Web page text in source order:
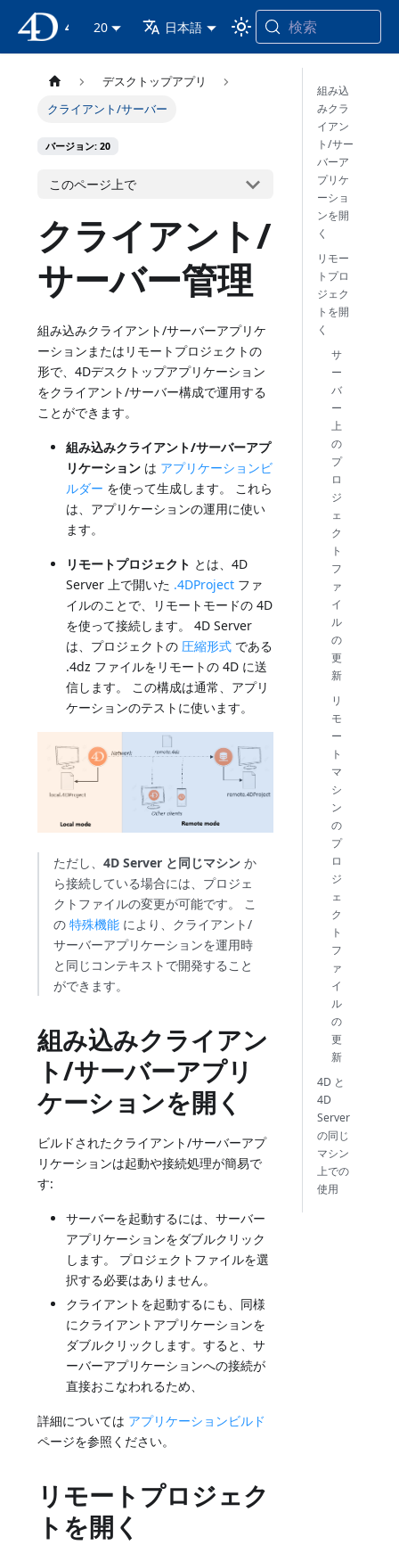
20 日本語 検索
デスクトップアプリ
クライアント/サーバー
バージョン: 20
このページ上で
クライアント/
サーバー管理
組み込みクライアント/サーバーアプリケ
ーションまたはリモートプロジェクトの
形で、4Dデスクトップアプリケーション
をクライアント/サーバー構成で運用する
ことができます。
組み込みクライアント/サーバーアプ
リケーション は アプリケーションビ
ルダー を使って生成します。 これら
は、アプリケーションの運用に使い
ます。
リモートプロジェクト とは、4D
Server 上で開いた .4DProject ファ
イルのことで、リモートモードの 4D
を使って接続します。 4D Server
は、プロジェクトの 圧縮形式 である
.4dz ファイルをリモートの 4D に送
信します。 この構成は通常、アプリ
ケーションのテストに使います。
ただし、4D Server と同じマシン か
ら接続している場合には、プロジェ
クトファイルの変更が可能です。 こ
の特殊機能 により、クライアント/
サーバーアプリケーションを運用時
と同じコンテキストで開発すること
ができます。
組み込みクライアン
ト/サーバーアプリ
ケーションを開く
ビルドされたクライアント/サーバーアプ
リケーションは起動や接続処理が簡易で
す:
サーバーを起動するには、サーバー
アプリケーションをダブルクリック
します。 プロジェクトファイルを選
択する必要はありません。
クライアントを起動するにも、同様
にクライアントアプリケーションを
ダブルクリックします。すると、サ
ーバーアプリケーションへの接続が
直接おこなわれるため、
詳細については アプリケーションビルド
ページを参照ください。
リモートプロジェク
トを開く
組み込
みクラ
イアン
ト/サー
バーア
プリケ
ーショ
ンを開
く
リモー
トプロ
ジェク
トを開
く
サ
ー
バ
ー
上
の
プ
ロ
ジ
ェ
ク
ト
フ
ァ
イ
ル
の
更
新
リ
モ
ー
ト
マ
シ
ン
の
プ
ロ
ジ
ェ
ク
ト
フ
ァ
イ
ル
の
更
新
4D と
4D
Server
の同じ
マシン
上での
使用